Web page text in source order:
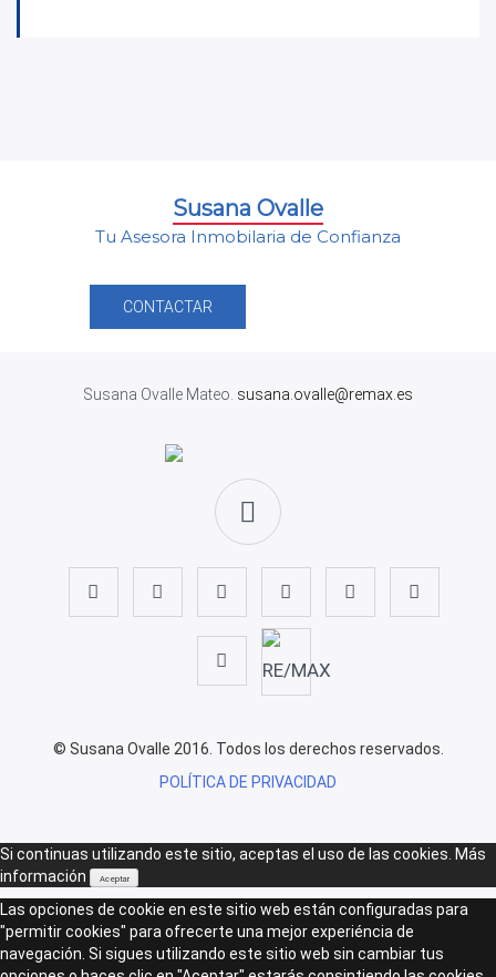
Susana Ovalle
Tu Asesora Inmobilaria de Confianza
CONTACTAR
Susana Ovalle Mateo. susana.ovalle@remax.es
© Susana Ovalle 2016. Todos los derechos reservados.
POLÍTICA DE PRIVACIDAD
Si continuas utilizando este sitio, aceptas el uso de las cookies. Más
información
Aceptar
Las opciones de cookie en este sitio web están configuradas para
"permitir cookies" para ofrecerte una mejor experiéncia de
navegación. Si sigues utilizando este sitio web sin cambiar tus